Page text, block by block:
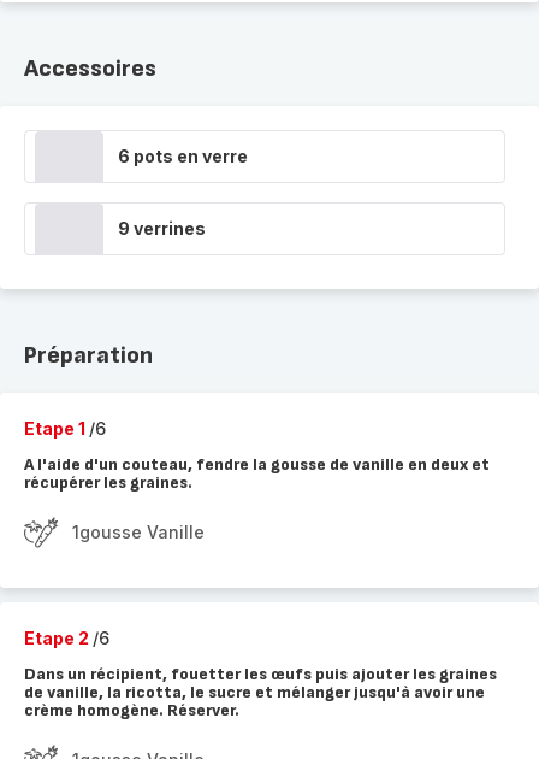
Accessoires
6 pots en verre
9 verrines
Préparation
Etape 1 /6
A l'aide d'un couteau, fendre la gousse de vanille en deux et
récupérer les graines.
1gousse Vanille
Etape 2 /6
Dans un récipient, fouetter les œufs puis ajouter les graines
de vanille, la ricotta, le sucre et mélanger jusqu'à avoir une
crème homogène. Réserver.